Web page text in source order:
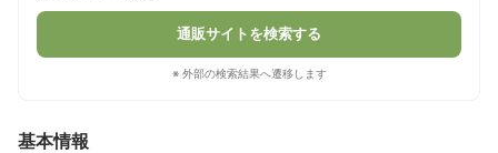
通販サイトを検索する
※ 外部の検索結果へ遷移します
基本情報